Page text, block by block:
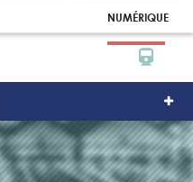
NUMÉRIQUE